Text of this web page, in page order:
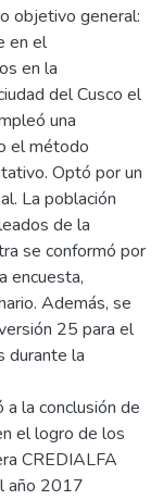
objetivo general:
en el
en la
del Cusco el
una
el método
Optó por un
La población
de la
se conformó por
encuesta,
Además, se
25 para el
durante la
la conclusión de
el logro de los
CREDIALFA
año 2017